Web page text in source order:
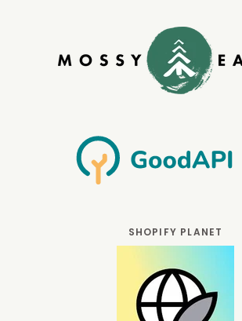
SHOPIFY PLANET